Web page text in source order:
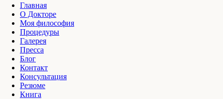
Главная
О Докторе
Моя философия
Процедуры
Галерея
Пресса
Блог
Контакт
Консультация
Резюме
Книга